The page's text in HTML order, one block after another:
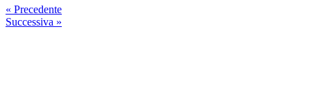
« Precedente
Successiva »